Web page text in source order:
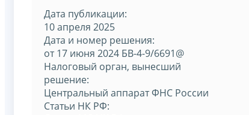
Дата публикации:
10 апреля 2025
Дата и номер решения:
от 17 июня 2024 БВ-4-9/6691@
Налоговый орган, вынесший
решение:
Центральный аппарат ФНС России
Статьи НК РФ: